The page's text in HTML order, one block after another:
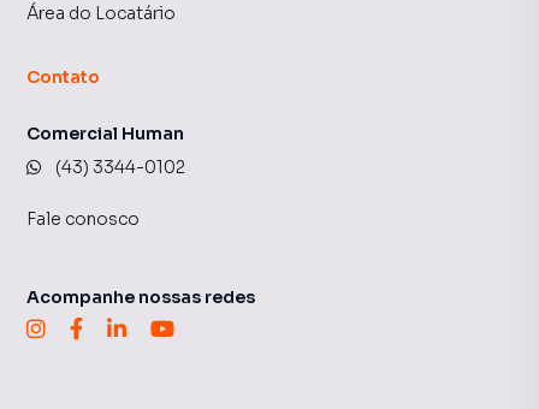
Área do Locatário
Contato
Comercial Human
(43) 3344-0102
Fale conosco
Acompanhe nossas redes